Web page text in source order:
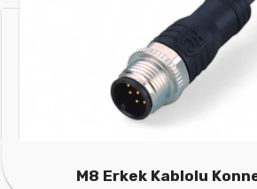
M8 Erkek